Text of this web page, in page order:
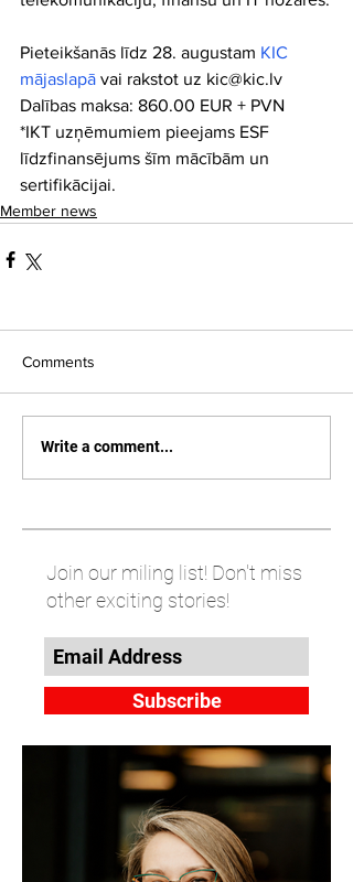
Pieteikšanās līdz 28. augustam KIC
mājaslapā vai rakstot uz kic@kic.lv
Dalības maksa: 860.00 EUR + PVN
*IKT uzņēmumiem pieejams ESF
līdzfinansējums šīm mācībām un
sertifikācijai.
Member news
Comments
Write a comment...
Join our miling list! Don't miss
other exciting stories!
Subscribe